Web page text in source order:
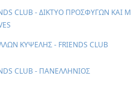
CLUB - ΔΙΚΤΥΟ ΠΡΟΣΦΥΓΩΝ ΚΑΙ
ΚΥΨΕΛΗΣ - FRIENDS CLUB
CLUB - ΠΑΝΕΛΛΗΝΙΟΣ